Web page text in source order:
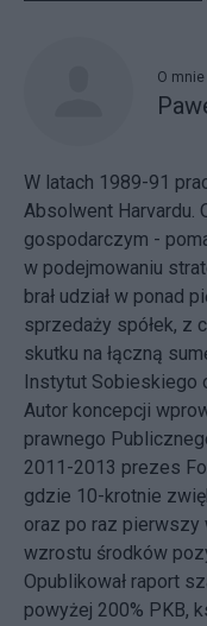
O mnie
W latach 1989-91
Absolwent Harvardu.
gospodarczym -
w podejmowaniu
brał udział w ponad
sprzedaży spółek, z
skutku na łączną
Instytut Sobieskiego
Autor koncepcji
prawnego
2011-2013 prezes
gdzie 10-krotnie
oraz po raz pierwszy
wzrostu środków
Opublikował raport
powyżej 200% PKB,